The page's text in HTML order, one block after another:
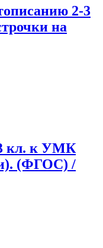
2-3
на
кл. к УМК
(ФГОС) /